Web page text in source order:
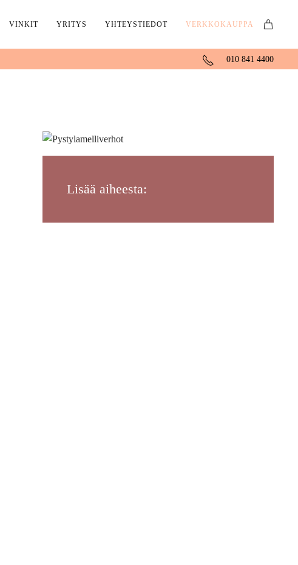
VINKIT YRITYS YHTEYSTIEDOT VERKKOKAUPPA
010 841 4400
Lisää aiheesta: